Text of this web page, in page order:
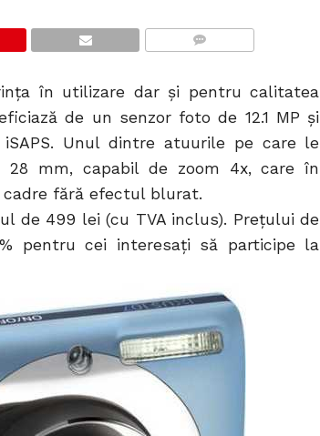
în utilizare dar și pentru calitatea
de un senzor foto de 12.1 MP și
Unul dintre atuurile pe care le
mm, capabil de zoom 4x, care în
fără efectul blurat.
de 499 lei (cu TVA inclus). Prețului de
pentru cei interesaţi să participe la